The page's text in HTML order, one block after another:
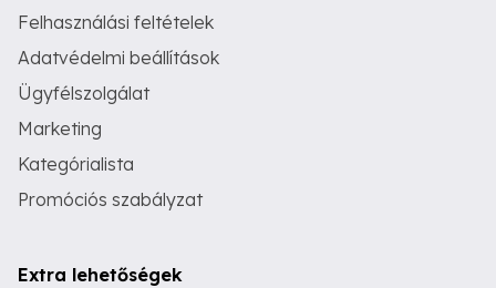
Felhasználási feltételek
Adatvédelmi beállítások
Ügyfélszolgálat
Marketing
Kategórialista
Promóciós szabályzat
Extra lehetőségek